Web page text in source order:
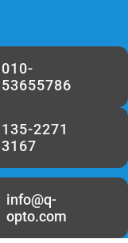
010-
53655786
135-2271
3167
info@q-
opto.com